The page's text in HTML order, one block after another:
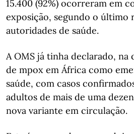
15.400 (92%) ocorreram em
exposição, segundo o último
autoridades de saúde.
A OMS já tinha declarado,
de mpox em África como
saúde, com casos
adultos de mais de uma
nova variante em circulação.